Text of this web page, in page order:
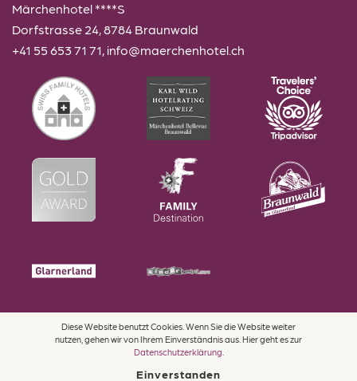
Märchenhotel ****S
Dorfstrasse 24, 8784 Braunwald
+41 55 653 71 71, info@maerchenhotel.ch
ImpressumDiese Website benutzt Cookies. Wenn Sie die Website weiter
nutzen, gehen wir von Ihrem Einverständnis aus. Hier geht es zur
Datenschutzerklärung
Einverstanden